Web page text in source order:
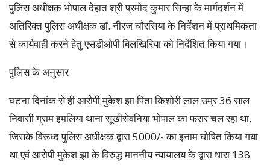
पुलिस अधीक्षक भोपाल देहात श्री प्रमोद कुमार सिन्हा के मार्गदर्शन में
अतिरिक्त पुलिस अधीक्षक डॉ. नीरज चौरसिया के निर्देशन में प्राथमिकता
से कार्यवाही करने हेतु एसडीओपी बिलखिरिया को निर्देशित किया गया।
पुलिस के अनुसार
घटना दिनांक से ही आरोपी मुकेश झा पिता किशोरी लाल उम्र 36 साल
निवासी ग्राम इमलिया थाना सूखीसेवनिया भोपाल का फरार चल रहा था,
जिसके विरूध्द पुलिस अधीक्षक द्वारा 5000/- का इनाम घोषित किया गया
था एवं आरोपी मुकेश झा के विरुद्ध माननीय न्यायालय के द्वारा धारा 138